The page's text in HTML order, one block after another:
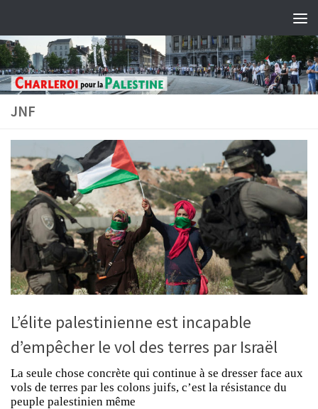
JNF
L’élite palestinienne est incapable
d’empêcher le vol des terres par Israël
La seule chose concrète qui continue à se dresser face aux
vols de terres par les colons juifs, c’est la résistance du
peuple palestinien même